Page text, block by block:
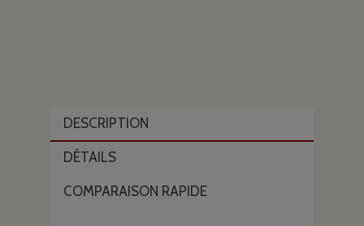
DESCRIPTION
DÉTAILS
COMPARAISON RAPIDE